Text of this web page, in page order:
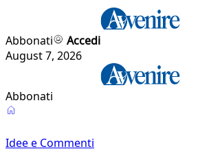
Abbonati
Accedi
August 7, 2026
Abbonati
Idee e Commenti